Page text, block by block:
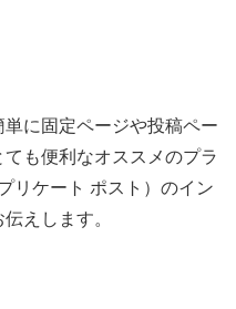
に固定ページや投稿ペー
も便利なオススメのプラ
リケート ポスト）のイン
えします。